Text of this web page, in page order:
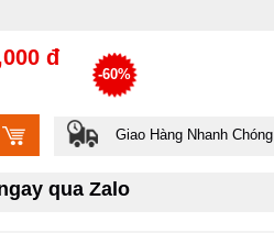
đ
-60%
Giao Hàng Nhanh Chóng
qua Zalo